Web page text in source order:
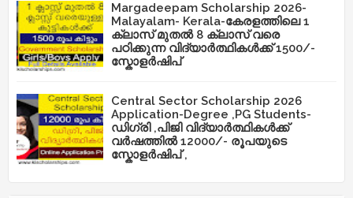
Margadeepam Scholarship 2026-
Malayalam- Kerala-കേരളത്തിലെ 1
ക്ലാസ് മുതൽ 8 ക്ലാസ് വരെ
പഠിക്കുന്ന വിദ്യാർത്ഥികൾക്ക് 1500/-
സ്കോളർഷിപ്
Central Sector Scholarship 2026
Application-Degree ,PG Students-
ഡിഗ്രി ,പിജി വിദ്യാർത്ഥികൾക്ക്
വർഷത്തിൽ 12000/- രൂപയുടെ
സ്കോളർഷിപ് ,